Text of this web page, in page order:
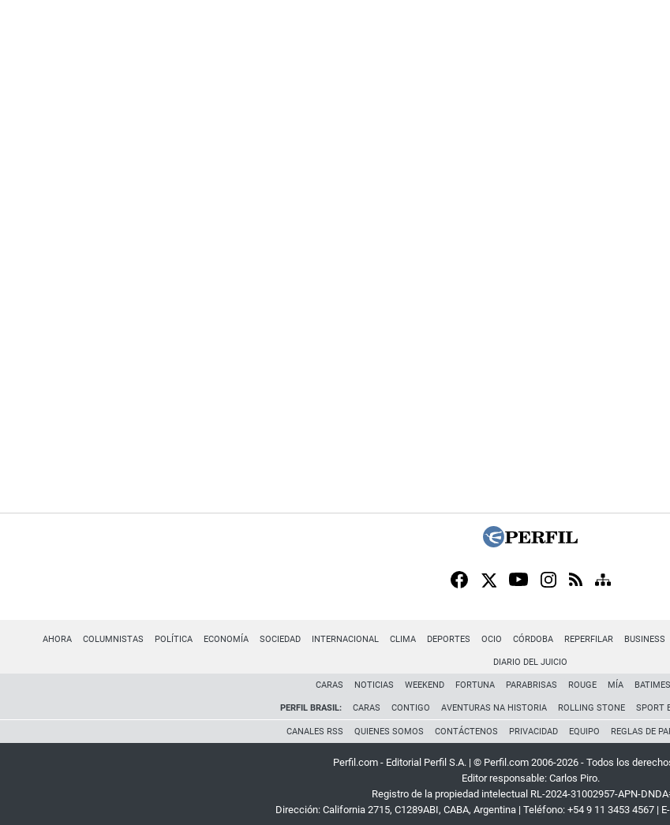
AHORA COLUMNISTAS POLÍTICA ECONOMÍA SOCIEDAD INTERNACIONAL CLIMA DEPORTES OCIO CÓRDOBA REPERFILAR BUSINESS
DIARIO DEL JUICIO
CARAS NOTICIAS WEEKEND FORTUNA PARABRISAS ROUGE MÍA BATIMES
PERFIL BRASIL: CARAS CONTIGO AVENTURAS NA HISTORIA ROLLING STONE SPORT
CANALES RSS QUIENES SOMOS CONTÁCTENOS PRIVACIDAD EQUIPO REGLAS DE
Perfil.com - Editorial Perfil S.A. | © Perfil.com 2006-2026 - Todos los
Editor responsable: Carlos Piro.
Registro de la propiedad intelectual RL-2024-31002957-APN-
Dirección: California 2715, C1289ABI, CABA, Argentina| Teléfono: +54 9 11 3453 4567|